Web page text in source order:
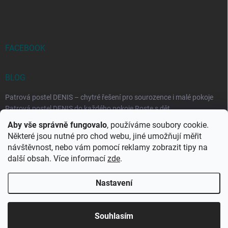
Aby vše správně fungovalo, používáme soubory cookie.
Některé jsou nutné pro chod webu, jiné umožňují měřit
návštěvnost, nebo vám pomocí reklamy zobrazit tipy na
další obsah. Více informací zde.
Nastavení
Souhlasím
FACEBOOK
BLOG
Patrová postel DENIS – chytré řešení pro sourozence i malé pokoje
Patrová postel DENIS do každého pokoje Roste s dět...
Rozkládací postele RELAX – ideální řešení pro malé prostory i
každodenní spaní
Rozkládací postel, která se přizpůsobí vašemu živo...
Copyright 2026DK-obchod.cz. Všechna práva vyhrazena.Upravit
nastavení cookies